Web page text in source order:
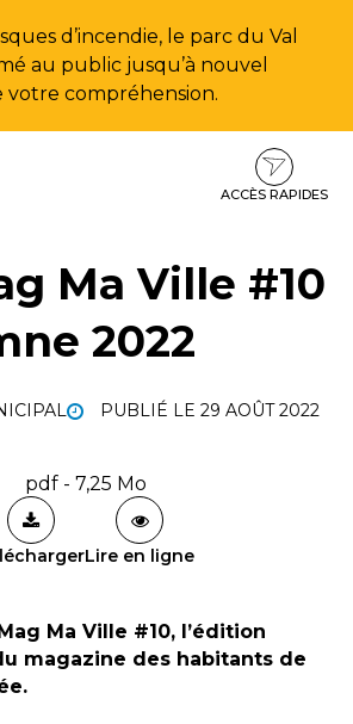
d’incendie, le parc du Val
au public jusqu’à nouvel
votre compréhension.
ACCÈS RAPIDES
Ma Ville #10
2022
PUBLIÉ LE 29 AOÛT 2022
pdf - 7,25 Mo
Lire en ligne
Ma Ville #10, l’édition
magazine des habitants de